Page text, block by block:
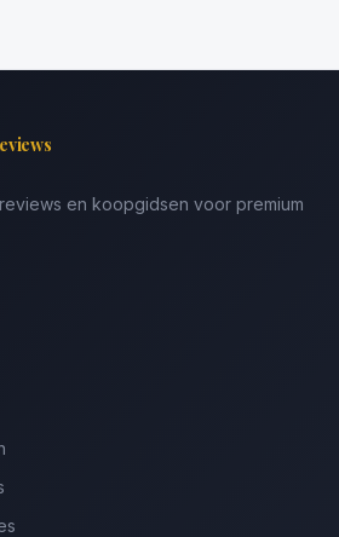
en koopgidsen voor premium